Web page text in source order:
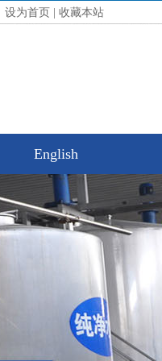
设为首页 收藏本站
English